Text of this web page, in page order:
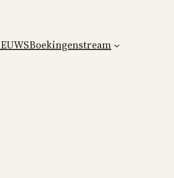
Boekingenstream